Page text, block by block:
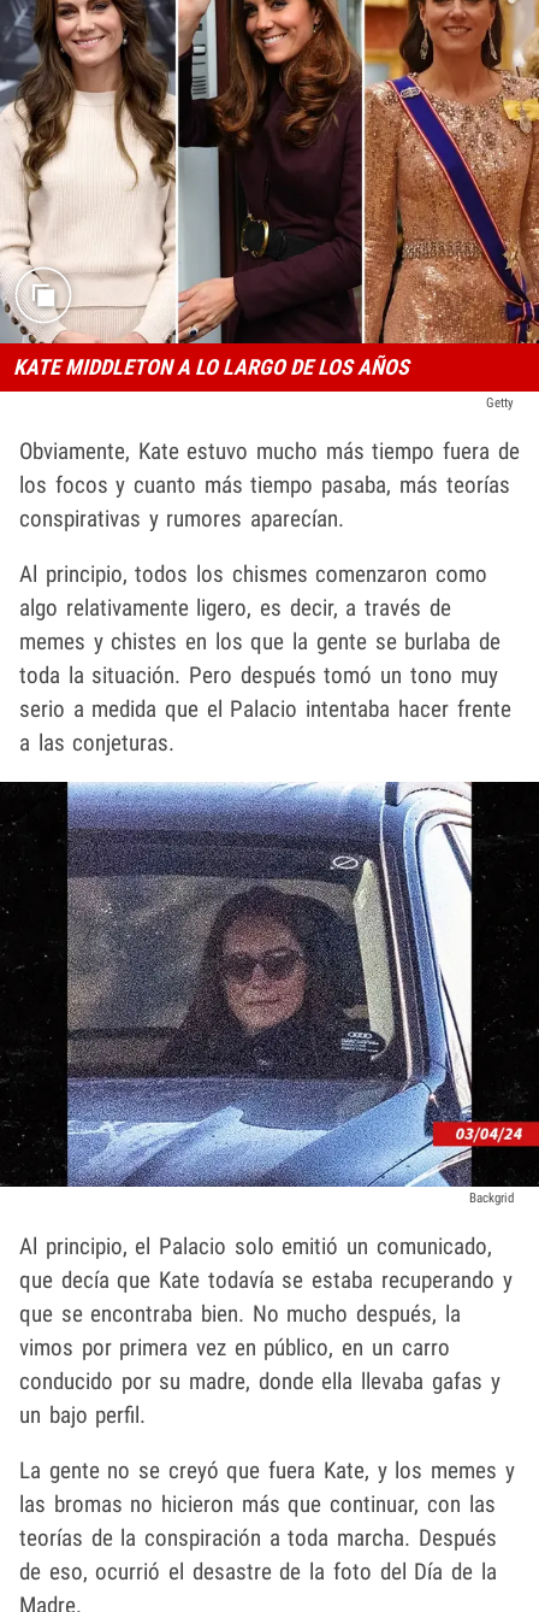
KATE MIDDLETON A LO LARGO DE LOS AÑOS
Getty
Obviamente, Kate estuvo mucho más tiempo fuera de
los focos y cuanto más tiempo pasaba, más teorías
conspirativas y rumores aparecían.
Al principio, todos los chismes comenzaron como
algo relativamente ligero, es decir, a través de
memes y chistes en los que la gente se burlaba de
toda la situación. Pero después tomó un tono muy
serio a medida que el Palacio intentaba hacer frente
a las conjeturas.
Backgrid
Al principio, el Palacio solo emitió un comunicado,
que decía que Kate todavía se estaba recuperando y
que se encontraba bien. No mucho después, la
vimos por primera vez en público, en un carro
conducido por su madre, donde ella llevaba gafas y
un bajo perfil.
La gente no se creyó que fuera Kate, y los memes y
las bromas no hicieron más que continuar, con las
teorías de la conspiración a toda marcha. Después
de eso, ocurrió el desastre de la foto del Día de la
Madre.